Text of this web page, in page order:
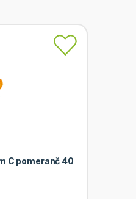
C pomeranč 40